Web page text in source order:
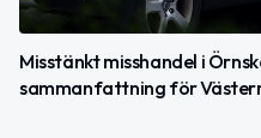
Misstänkt misshandel i
sammanfattning för